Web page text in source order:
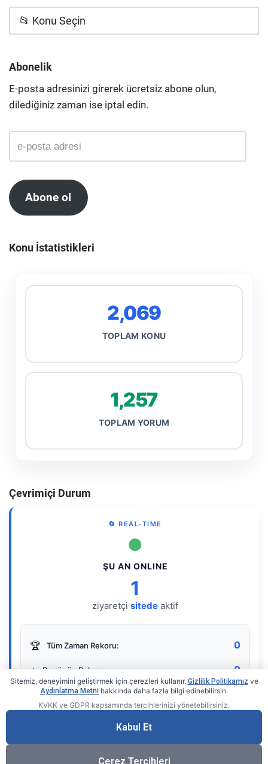
📂 Konu Seçin
Abonelik
E-posta adresinizi girerek ücretsiz abone olun,
dilediğiniz zaman ise iptal edin.
Abone ol
Konu İstatistikleri
2,069
TOPLAM KONU
1,257
TOPLAM YORUM
Çevrimiçi Durum
🔄 REAL-TIME
●
ŞU AN ONLINE
1
ziyaretçi sitede aktif
🏆 Tüm Zaman Rekoru: 0
⭐ Bugünün Rekoru: 0
Gerçek zamanlı sayaç
Sitemiz, deneyimini geliştirmek için çerezleri kullanır. Gizlilik Politikamız ve
Aydınlatma Metni hakkında daha fazla bilgi edinebilirsin.
KVKK ve GDPR kapsamında tercihlerinizi yönetebilirsiniz.
Kabul Et
Çerez Tercihleri